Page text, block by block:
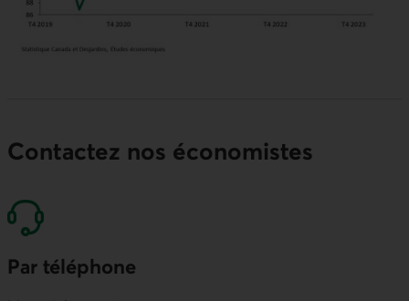
Contactez nos économistes
Par téléphone